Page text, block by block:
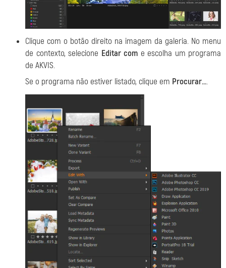
Clique com o botão direito na imagem da galeria. No menu
de contexto, selecione Editar com e escolha um programa
de AKVIS.
Se o programa não estiver listado, clique em Procurar....